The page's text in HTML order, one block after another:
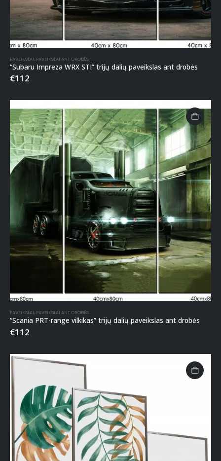
PAVEIKSLAI, PAVEIKSLAI ANT DROBĖS
“Subaru Impreza WRX STI” trijų dalių paveikslas ant drobės
€112
PAVEIKSLAI, PAVEIKSLAI ANT DROBĖS
“Scania PRT-range vilkikas” trijų dalių paveikslas ant drobės
€112